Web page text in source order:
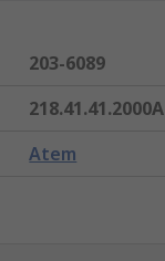
203-6089
218.41.41.2000A
Atem